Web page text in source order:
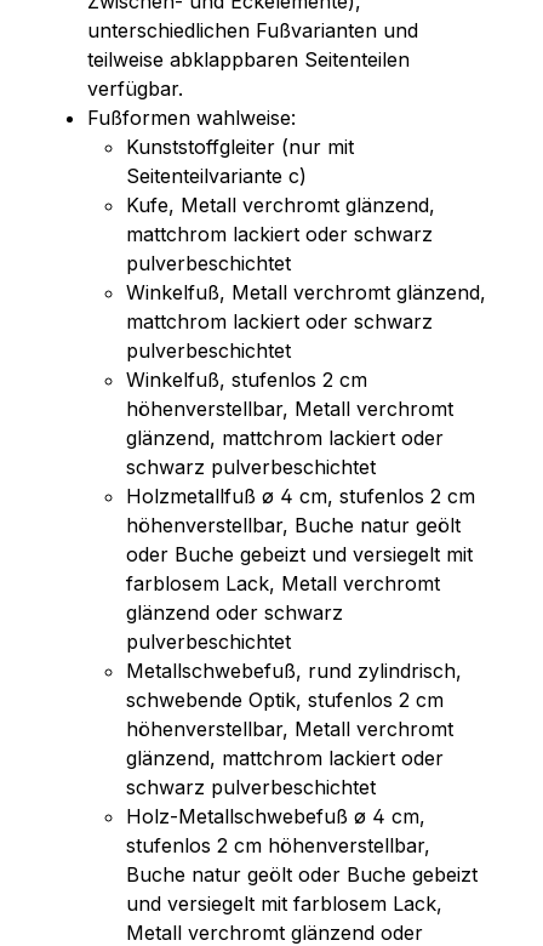
unterschiedlichen Fußvarianten und
teilweise abklappbaren Seitenteilen
verfügbar.
Fußformen wahlweise:
Kunststoffgleiter (nur mit
Seitenteilvariante c)
Kufe, Metall verchromt glänzend,
mattchrom lackiert oder schwarz
pulverbeschichtet
Winkelfuß, Metall verchromt glänzend,
mattchrom lackiert oder schwarz
pulverbeschichtet
Winkelfuß, stufenlos 2 cm
höhenverstellbar, Metall verchromt
glänzend, mattchrom lackiert oder
schwarz pulverbeschichtet
Holzmetallfuß ø 4 cm, stufenlos 2 cm
höhenverstellbar, Buche natur geölt
oder Buche gebeizt und versiegelt mit
farblosem Lack, Metall verchromt
glänzend oder schwarz
pulverbeschichtet
Metallschwebefuß, rund zylindrisch,
schwebende Optik, stufenlos 2 cm
höhenverstellbar, Metall verchromt
glänzend, mattchrom lackiert oder
schwarz pulverbeschichtet
Holz-Metallschwebefuß ø 4 cm,
stufenlos 2 cm höhenverstellbar,
Buche natur geölt oder Buche gebeizt
und versiegelt mit farblosem Lack,
Metall verchromt glänzend oder